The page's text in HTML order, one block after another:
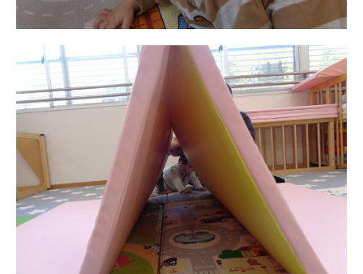
2歳児ひとり登園［ゆず組 ]
グループ施設・
関係先リンク
学校法⼈鴨⾕学園 鳳幼稚園
学校法⼈諏訪森学園 諏訪森幼稚
園
⼤阪府私⽴幼稚園連盟
社会福祉法人野田福祉会